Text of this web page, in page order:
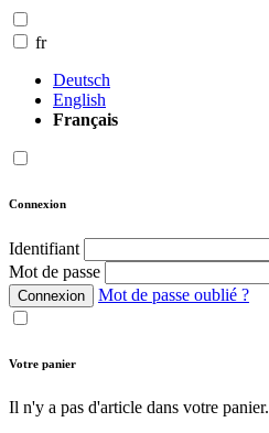
fr
Deutsch
English
Français
Connexion
Identifiant
Mot de passe
Connexion Mot de passe oublié ?
Votre panier
Il n'y a pas d'article dans votre panier.